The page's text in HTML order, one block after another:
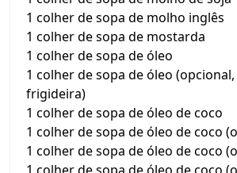
1 colher de sopa de molho inglês
1 colher de sopa de mostarda
1 colher de sopa de óleo
1 colher de sopa de óleo
frigideira)
1 colher de sopa de óleo de coco
1 colher de sopa de óleo de coco
1 colher de sopa de óleo de coco